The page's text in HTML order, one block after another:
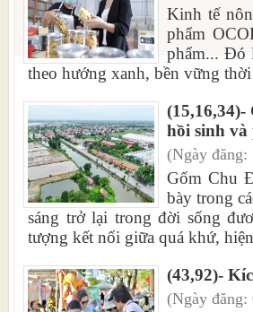
Kinh tế
phẩm
phẩm... Đó
theo hướng xanh, bền vững
hồi sinh và
(Ngày
Gốm Chu
bày trong
sáng trở lại trong đời sống
tượng kết nối giữa quá khứ,
(43,92)-
(Ngày